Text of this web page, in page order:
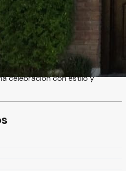
acogedor y lleno de encanto,
especiales. Cada rincón
a tus invitados fuera
experiencia única y relajada.
y su terraza ofrecen el escenario
familia y amigos una fecha
Zona Dorada de Torreón, es una
celebración con estilo y